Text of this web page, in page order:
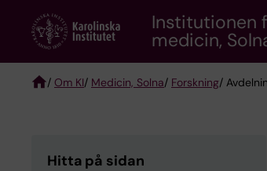
content
Institutionen
medicin,
/ Om KI/ Medicin, Solna/ Forskning/
Hitta på sidan